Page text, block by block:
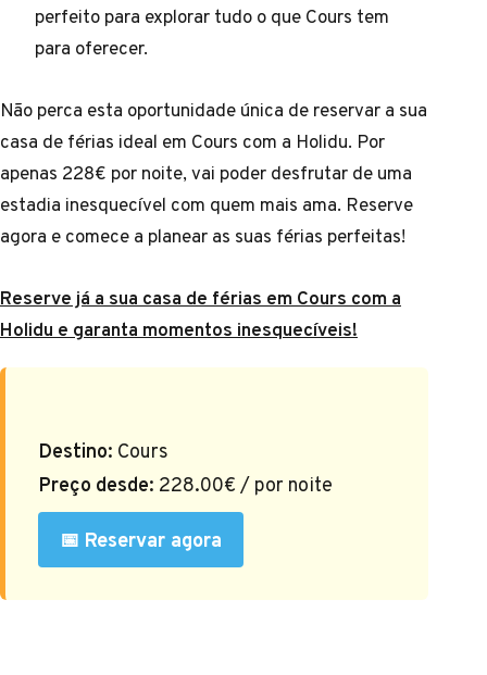
perfeito para explorar tudo o que Cours tem
para oferecer.
Não perca esta oportunidade única de reservar a sua
casa de férias ideal em Cours com a Holidu. Por
apenas 228€ por noite, vai poder desfrutar de uma
estadia inesquecível com quem mais ama. Reserve
agora e comece a planear as suas férias perfeitas!
Reserve já a sua casa de férias em Cours com a
Holidu e garanta momentos inesquecíveis!
Destino: Cours
Preço desde: 228.00€ / por noite
📅 Reservar agora